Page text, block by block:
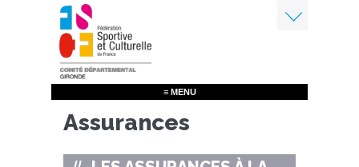
Aller
au
contenu
principal
≡ MENU
Assurances